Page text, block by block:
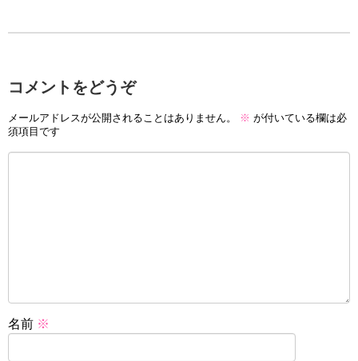
コメントをどうぞ
メールアドレスが公開されることはありません。 ※ が付いている欄は必
須項目です
名前 ※